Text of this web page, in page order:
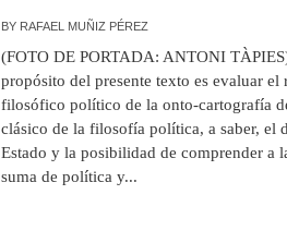
BY RAFAEL MUÑIZ PÉREZ
(FOTO DE PORTADA: ANTONI
propósito del presente texto es evaluar
filosófico político de la onto-cartografía
clásico de la filosofía política, a saber, el
Estado y la posibilidad de comprender a
suma de política y...